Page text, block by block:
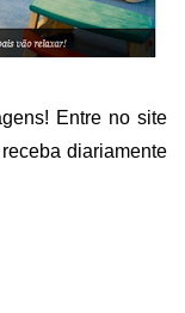
Entre no site
diariamente